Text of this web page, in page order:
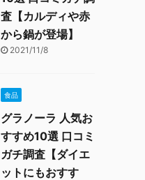
査【カルディや赤
から鍋が登場】
2021/11/8
食品
グラノーラ 人気お
すすめ10選 口コミ
ガチ調査【ダイエ
ットにもおすす